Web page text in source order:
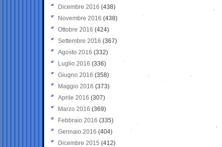
Dicembre 2016 (438)
Novembre 2016 (438)
Ottobre 2016 (424)
Settembre 2016 (367)
Agosto 2016 (332)
Luglio 2016 (336)
Giugno 2016 (358)
Maggio 2016 (373)
Aprile 2016 (307)
Marzo 2016 (369)
Febbraio 2016 (335)
Gennaio 2016 (404)
Dicembre 2015 (412)